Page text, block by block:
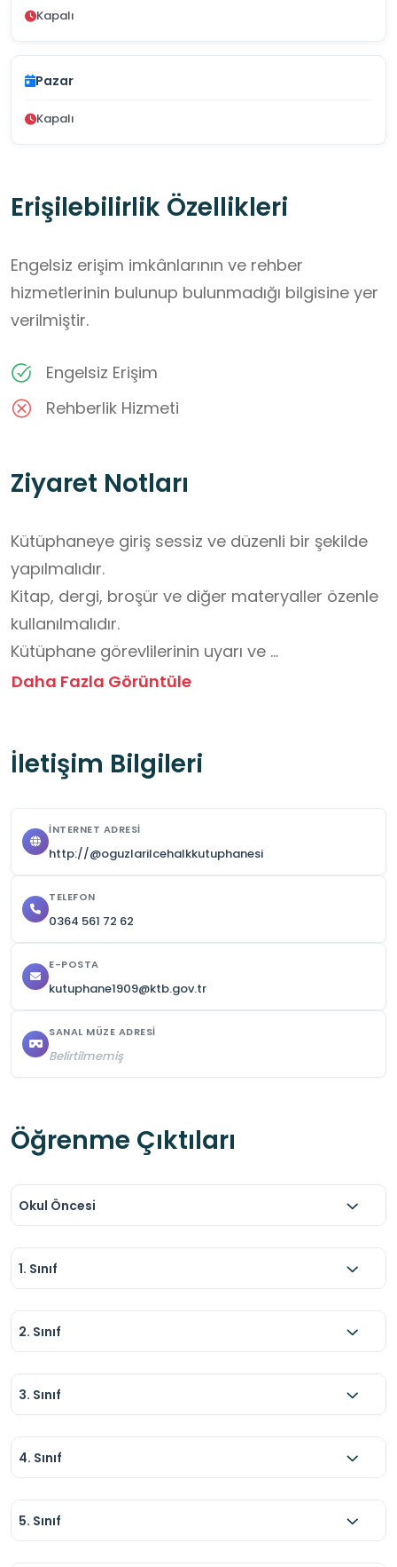
Kapalı
Pazar
Kapalı
Erişilebilirlik Özellikleri
Engelsiz erişim imkânlarının ve rehber
hizmetlerinin bulunup bulunmadığı bilgisine yer
verilmiştir.
Engelsiz Erişim
Rehberlik Hizmeti
Ziyaret Notları
Kütüphaneye giriş sessiz ve düzenli bir şekilde
yapılmalıdır.
Kitap, dergi, broşür ve diğer materyaller özenle
kullanılmalıdır.
Kütüphane görevlilerinin uyarı ve
yönlendirmelerine uyulmalıdır.
Kütüphane öğle arası kapalıdır.
Daha Fazla Görüntüle
İletişim Bilgileri
İNTERNET ADRESI
http://@oguzlarilcehalkkutuphanesi
TELEFON
0364 561 72 62
E-POSTA
kutuphane1909@ktb.gov.tr
SANAL MÜZE ADRESI
Belirtilmemiş
Öğrenme Çıktıları
Okul Öncesi
1. Sınıf
2. Sınıf
3. Sınıf
4. Sınıf
5. Sınıf